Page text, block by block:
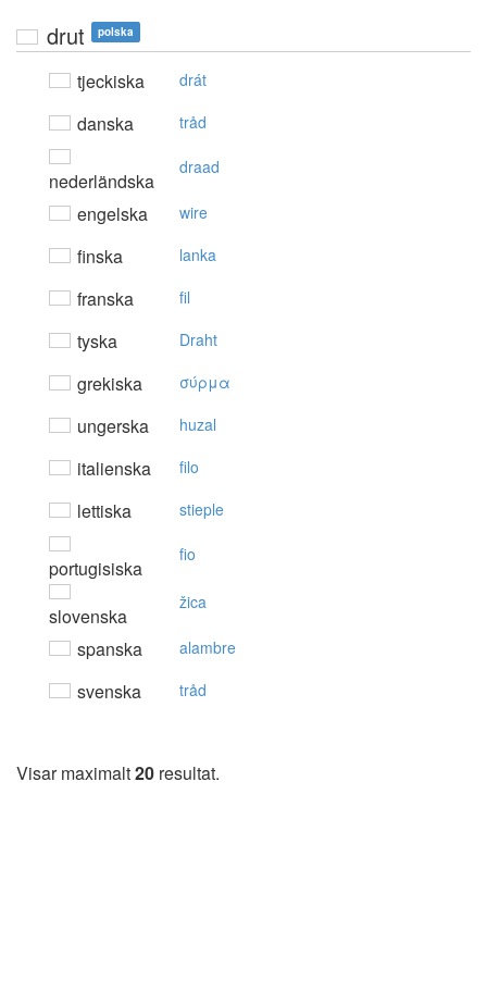
drut polska
tjeckiska drát
danska tråd
nederländska
draad
engelska wire
finska lanka
franska fil
tyska Draht
grekiska σύρμα
ungerska huzal
italienska filo
lettiska stieple
portugisiska
fio
slovenska
žica
spanska alambre
svenska tråd
Visar maximalt20 resultat.